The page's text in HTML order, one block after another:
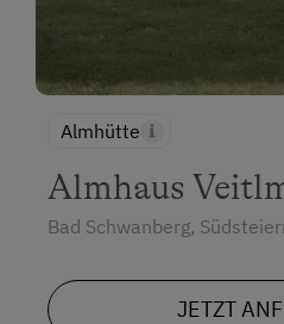
Almhütte
Almhaus
Bad Schwanberg,
JETZT